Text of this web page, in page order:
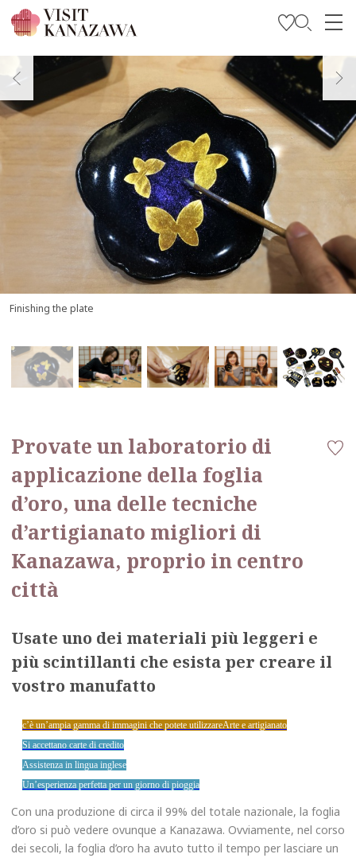
Trova l’ispirazione
Esplora
Programma il tuo viaggio
Travel Trade and Media
Provate un laboratorio di
applicazione della foglia
d’oro, una delle tecniche
d’artigianato migliori di
Kanazawa, proprio in centro
città
Usate uno dei materiali più leggeri e
più scintillanti che esista per creare il
vostro manufatto
c’è un’ampia gamma di immagini che potete utilizzareArte e artigianato
Si accettano carte di credito
Assistenza in lingua inglese
Un’esperienza perfetta per un giorno di pioggia
Con una produzione di circa il 99% del totale nazionale, la foglia
d’oro si può vedere ovunque a Kanazawa. Ovviamente, nel corso
dei secoli, la foglia d’oro ha avuto tutto il tempo per lasciare un